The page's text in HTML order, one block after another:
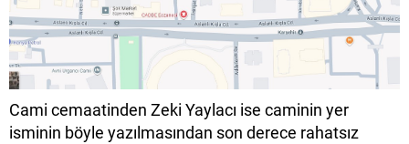
Cami cemaatinden Zeki Yaylacı ise caminin yer
isminin böyle yazılmasından son derece rahatsız